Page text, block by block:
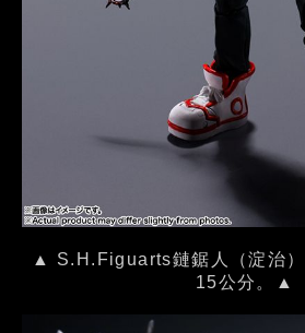
▲ S.H.Figuarts鏈鋸人（淀治）
15公分。▲